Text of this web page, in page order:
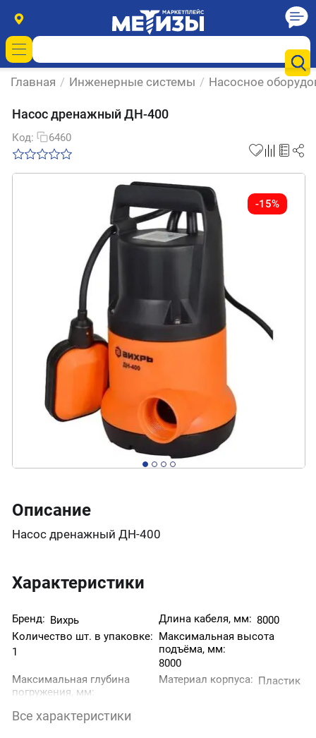
Главная / Инженерные системы / Насосное
Насос дренажный ДН-400
Код: 6460
-15%
Описание
Насос дренажный ДН-400
Характеристики
Бренд: Вихрь Длина кабеля, мм: 8000
Количество шт. в упаковке:
1
Максимальная высота
подъёма, мм:
8000
Максимальная глубина
погружения, мм:
Материал корпуса: Пластик
Мощность: 400
Все характеристики